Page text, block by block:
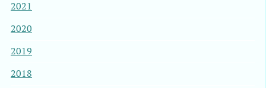
2021
2020
2019
2018